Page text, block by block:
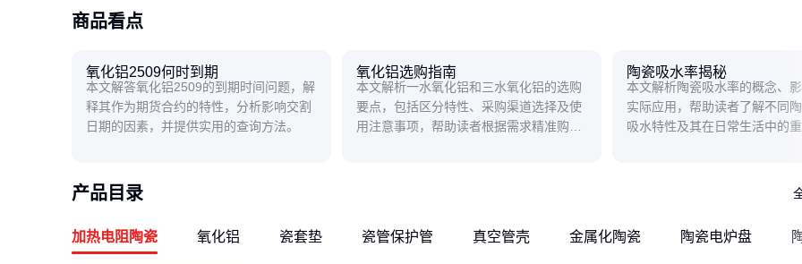
商品看点
氧化铝2509何时到期
本文解答氧化铝2509的到期时间问题，解
释其作为期货合约的特性，分析影响交割
日期的因素，并提供实用的查询方法。
氧化铝选购指南
本文解析一水氧化铝和三水氧化铝的选购
要点，包括区分特性、采购渠道选择及使
用注意事项，帮助读者根据需求精准购
陶瓷吸水率揭秘
本文解析陶瓷吸水率的概念、影
实际应用，帮助读者了解不同陶
吸水特性及其在日常生活中的重
产品目录
加热电阻陶瓷 氧化铝 瓷套垫 瓷管保护管 真空管壳 金属化陶瓷 陶瓷电炉盘